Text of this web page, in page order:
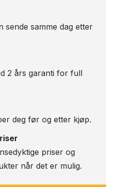
sende samme dag etter
2 års garanti for full
deg før og etter kjøp.
priser og
når det er mulig.